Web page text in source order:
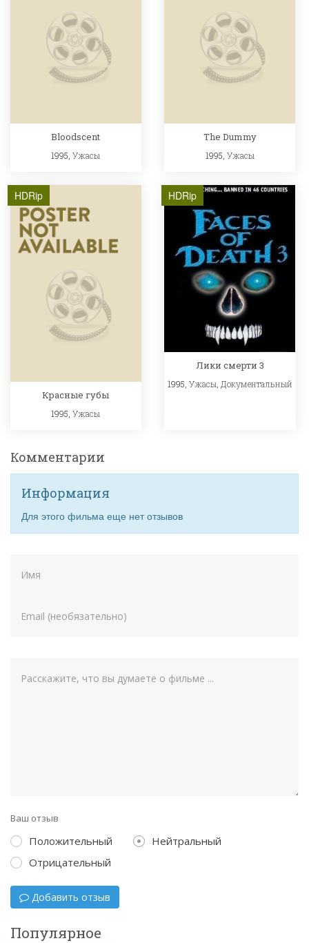
Bloodscent
1995,Ужасы
The Dummy
1995, Ужасы
HDRip
Красные губы
1995,Ужасы
HDRip
Лики смерти 3
1995,Ужасы Документальный
Комментарии
Информация
Для этого фильма еще нет отзывов
Ваш отзыв
Положительный
Нейтральный
Отрицательный
Добавить отзыв
Популярное